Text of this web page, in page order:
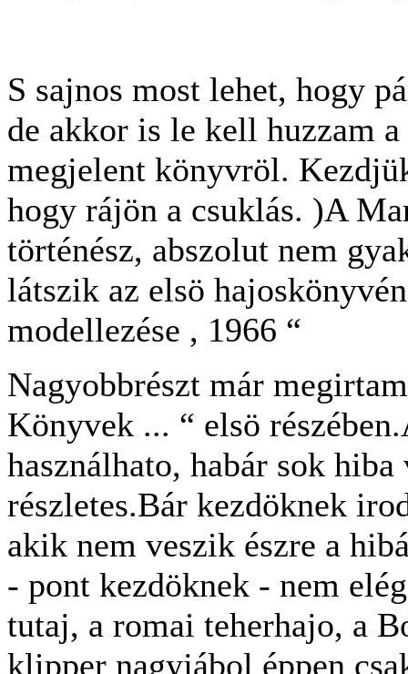
S sajnos most lehet, hogy
de akkor is le kell huzzam
megjelent könyvröl.
hogy rájön a csuklás. )A
történész, abszolut nem
látszik az elsö
modellezése , 1966 “
Nagyobbrészt már
Könyvek ... “ elsö
használhato, habár sok hiba
részletes.Bár kezdöknek
akik nem veszik észre a
- pont kezdöknek - nem
tutaj, a romai teherhajo, a
klipper nagyjábol éppen